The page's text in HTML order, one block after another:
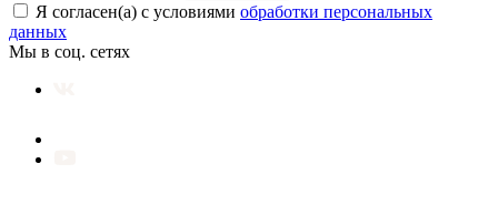
Я согласен(а) с условиями обработки персональных
данных
Мы в соц. сетях